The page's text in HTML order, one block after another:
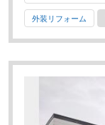
外装リフォーム